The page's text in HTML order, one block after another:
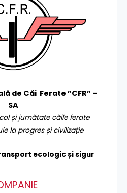
de Căi Ferate ”CFR” –
SA
și jumătate căile ferate
la progres și civilizație
ecologic și sigur